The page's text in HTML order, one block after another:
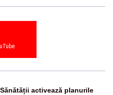
activează planurile